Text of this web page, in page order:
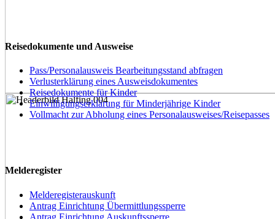
Reisedokumente und Ausweise
Pass/Personalausweis Bearbeitungsstand abfragen
Verlusterklärung eines Ausweisdokumentes
Reisedokumente für Kinder
Einwilligungserklärung für Minderjährige Kinder
Vollmacht zur Abholung eines Personalausweises/Reisepasses
Melderegister
Melderegisterauskunft
Antrag Einrichtung Übermittlungssperre
Antrag Einrichtung Auskunftssperre